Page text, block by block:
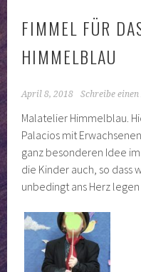
FIMMEL FÜR
HIMMELBLAU
April 8, 2018 Schreibe
Malatelier Himmelblau.
Palacios mit
ganz besonderen Idee
die Kinder auch, so dass
unbedingt ans Herz